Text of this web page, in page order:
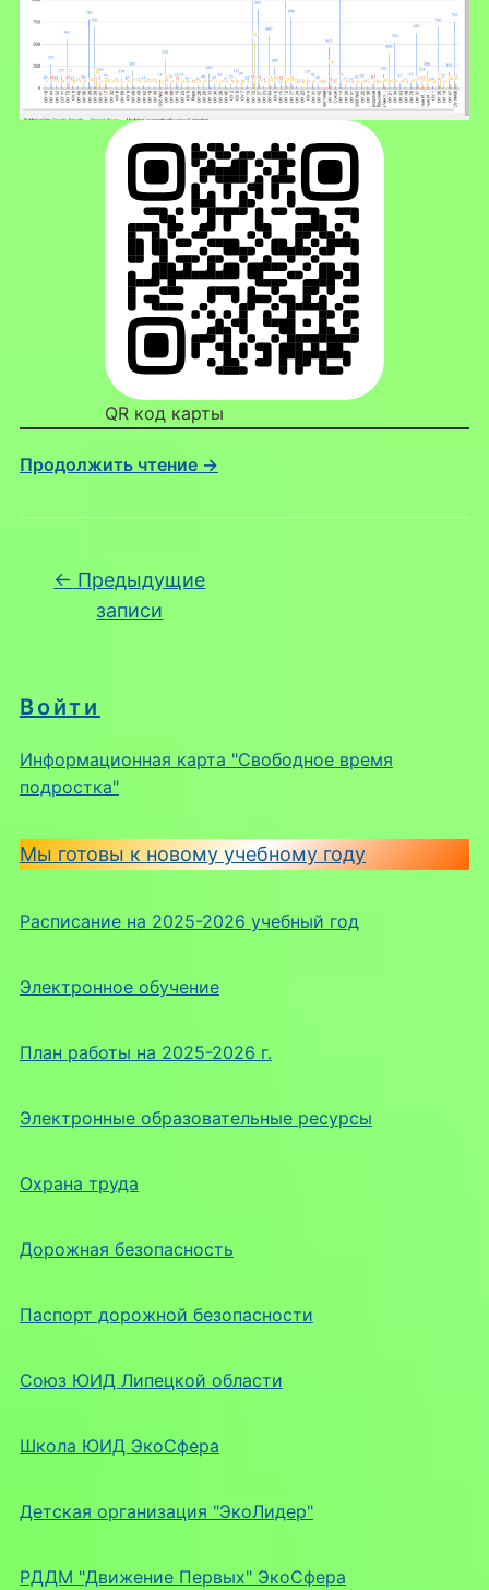
Войти
Информационная карта "Свободное время
подростка"
Мы готовы к новому учебному году
Расписание на 2025-2026 учебный год
Электронное обучение
План работы на 2025-2026 г.
Электронные образовательные ресурсы
Охрана труда
Дорожная безопасность
Паспорт дорожной безопасности
Союз ЮИД Липецкой области
Школа ЮИД ЭкоСфера
Детская организация "ЭкоЛидер"
РДДМ "Движение Первых" ЭкоСфера
QR код карты
Продолжить чтение →
Навигация по записям
← Предыдущие
записи